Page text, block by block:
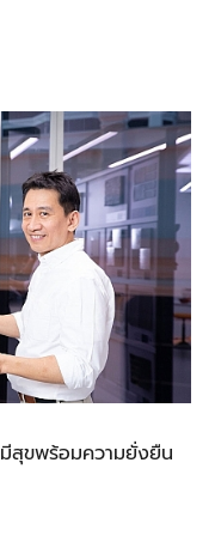
สุขพร้อมความยั่งยืน